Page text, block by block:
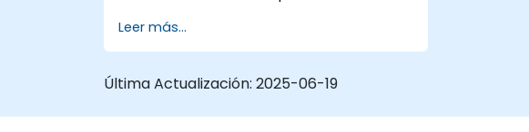
Leer más...
Última Actualización: 2025-06-19